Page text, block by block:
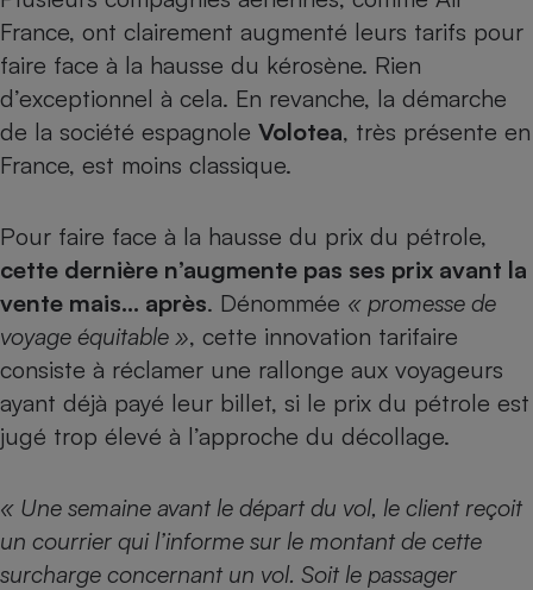
France, ont clairement augmenté leurs tarifs pour
faire face à la hausse du kérosène. Rien
d’exceptionnel à cela. En revanche, la démarche
de la société espagnole Volotea, très présente en
France, est moins classique.
Pour faire face à la hausse du prix du pétrole,
cette dernière n’augmente pas ses prix avant la
vente mais… après. Dénommée « promesse de
voyage équitable », cette innovation tarifaire
consiste à réclamer une rallonge aux voyageurs
ayant déjà payé leur billet, si le prix du pétrole est
jugé trop élevé à l’approche du décollage.
« Une semaine avant le départ du vol, le client reçoit
un courrier qui l’informe sur le montant de cette
surcharge concernant un vol. Soit le passager